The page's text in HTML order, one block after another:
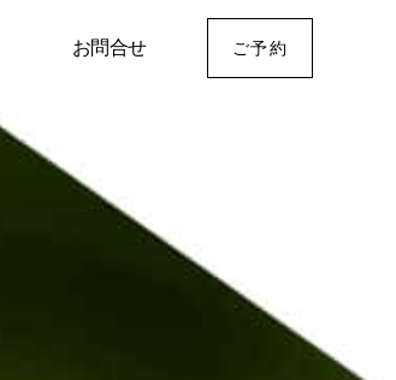
お問合せ ご予約